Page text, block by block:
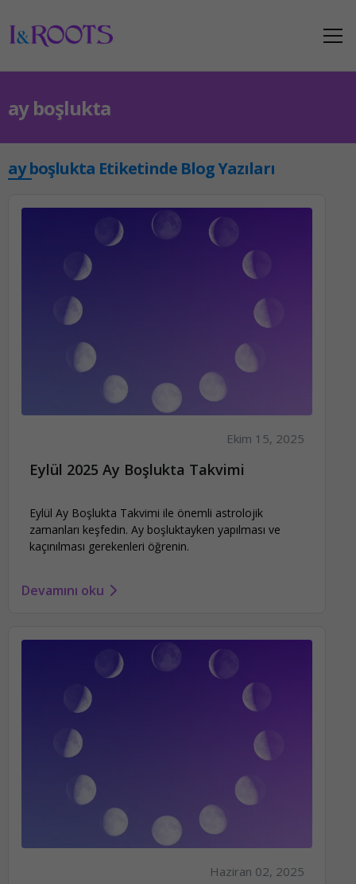
ay boşlukta
ay boşlukta Etiketinde Blog Yazıları
Ekim 15, 2025
Eylül 2025 Ay Boşlukta Takvimi
Eylül Ay Boşlukta Takvimi ile önemli astrolojik
zamanları keşfedin. Ay boşluktayken yapılması ve
kaçınılması gerekenleri öğrenin.
Devamını oku
Haziran 02, 2025